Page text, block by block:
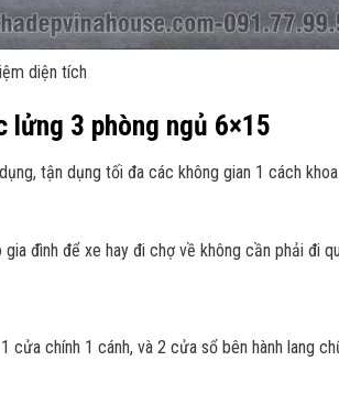
diện tích
lửng 3 phòng ngủ 6×15
tận dụng tối đa các không gian 1 cách
đình để xe hay đi chợ về không cần phải đi
chính 1 cánh, và 2 cửa sổ bên hành lang